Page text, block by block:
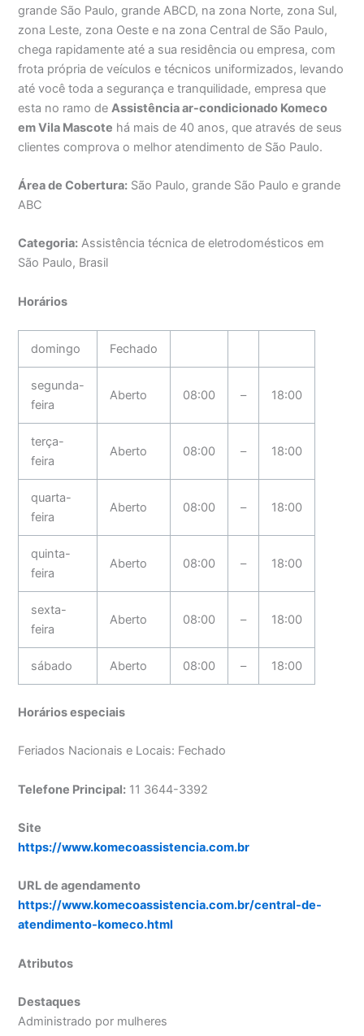
grande São Paulo, grande ABCD, na zona Norte, zona Sul,
zona Leste, zona Oeste e na zona Central de São Paulo,
chega rapidamente até a sua residência ou empresa, com
frota própria de veículos e técnicos uniformizados, levando
até você toda a segurança e tranquilidade, empresa que
esta no ramo deAssistência ar-condicionado Komeco
em Vila Mascote há mais de 40 anos, que através de seus
clientes comprova o melhor atendimento de São Paulo.
Área de Cobertura: São Paulo, grande São Paulo e grande
ABC
Categoria: Assistência técnica de eletrodomésticos em
São Paulo, Brasil
Horários
domingo Fechado
segunda-
feira
Aberto 08:00 – 18:00
terça-
feira
Aberto 08:00 – 18:00
quarta-
feira
Aberto 08:00 – 18:00
quinta-
feira
Aberto 08:00 – 18:00
sexta-
feira
Aberto 08:00 – 18:00
sábado Aberto 08:00 – 18:00
Horários especiais
Feriados Nacionais e Locais: Fechado
Telefone Principal: 11 3644-3392
Site
https://www.komecoassistencia.com.br
URL de agendamento
https://www.komecoassistencia.com.br/central-de-
atendimento-komeco.html
Atributos
Destaques
Administrado por mulheres